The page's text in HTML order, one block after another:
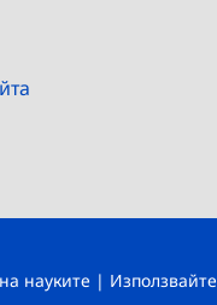
науките | Използвайте